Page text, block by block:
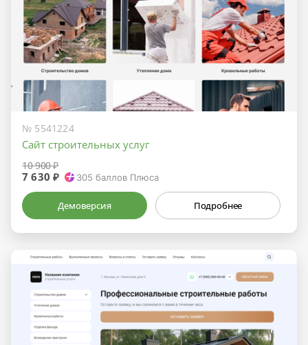
№ 5541224
Сайт строительных услуг
10 900 ₽
7 630 ₽ 305 баллов Плюса
Демоверсия Подробнее